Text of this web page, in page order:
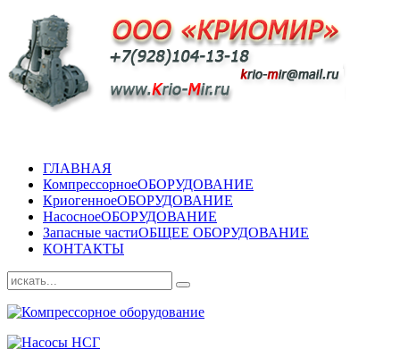
ГЛАВНАЯ
КомпрессорноеОБОРУДОВАНИЕ
КриогенноеОБОРУДОВАНИЕ
НасосноеОБОРУДОВАНИЕ
Запасные частиОБЩЕЕ ОБОРУДОВАНИЕ
КОНТАКТЫ